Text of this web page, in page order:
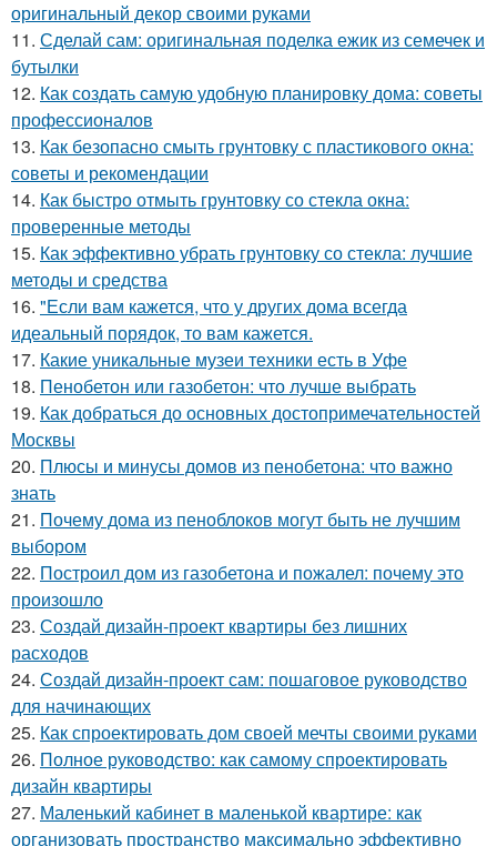
оригинальный декор своими руками
11. Сделай сам: оригинальная поделка ежик из семечек и
бутылки
12. Как создать самую удобную планировку дома: советы
профессионалов
13. Как безопасно смыть грунтовку с пластикового окна:
советы и рекомендации
14. Как быстро отмыть грунтовку со стекла окна:
проверенные методы
15. Как эффективно убрать грунтовку со стекла: лучшие
методы и средства
16. "Если вам кажется, что у других дома всегда
идеальный порядок, то вам кажется.
17. Какие уникальные музеи техники есть в Уфе
18. Пенобетон или газобетон: что лучше выбрать
19. Как добраться до основных достопримечательностей
Москвы
20. Плюсы и минусы домов из пенобетона: что важно
знать
21. Почему дома из пеноблоков могут быть не лучшим
выбором
22. Построил дом из газобетона и пожалел: почему это
произошло
23. Создай дизайн-проект квартиры без лишних
расходов
24. Создай дизайн-проект сам: пошаговое руководство
для начинающих
25. Как спроектировать дом своей мечты своими руками
26. Полное руководство: как самому спроектировать
дизайн квартиры
27. Маленький кабинет в маленькой квартире: как
организовать пространство максимально эффективно